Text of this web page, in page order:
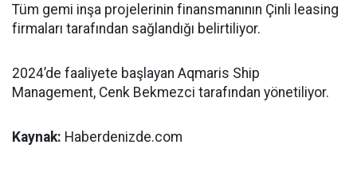
Tüm gemi inşa projelerinin finansmanının Çinli leasing
firmaları tarafından sağlandığı belirtiliyor.
2024’de faaliyete başlayan Aqmaris Ship
Management, Cenk Bekmezci tarafından yönetiliyor.
Kaynak: Haberdenizde.com